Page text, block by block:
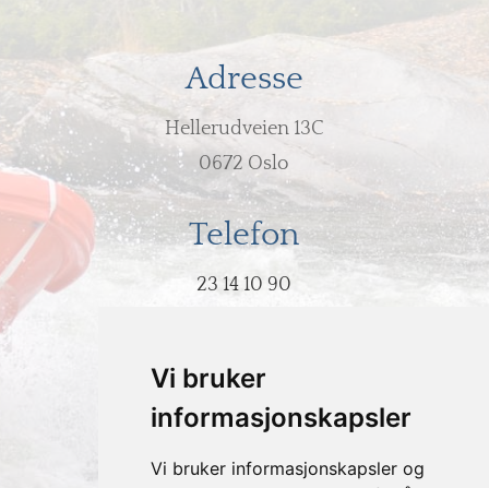
Vi bruker
informasjonskapsler
Vi bruker informasjonskapsler og
Adresse
Hellerudveien 13C
0672 Oslo
Telefon
23 14 10 90
post@hodeovervann.no